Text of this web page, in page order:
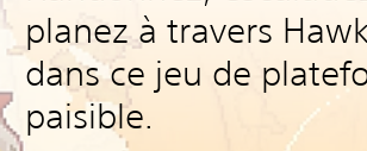
planez à travers
dans ce jeu de
paisible.